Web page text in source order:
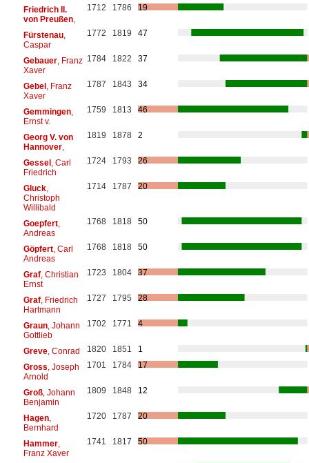
Friedrich II.
von Preußen,
1712 1786 19
Fürstenau,
Caspar
1772 1819 47
Gebauer, Franz
Xaver
1784 1822 37
Gebel, Franz
Xaver
1787 1843 34
Gemmingen,
Ernst v.
1759 1813 46
Georg V. von
Hannover,
1819 1878 2
Gessel, Carl
Friedrich
1724 1793 26
Gluck,
Christoph
Willibald
1714 1787 20
Goepfert,
Andreas
1768 1818 50
Göpfert, Carl
Andreas
1768 1818 50
Graf, Christian
Ernst
1723 1804 37
Graf, Friedrich
Hartmann
1727 1795 28
Graun, Johann
Gottlieb
1702 1771 4
Greve, Conrad 1820 1851
1
Gross , Joseph
Arnold
1701 1784 17
Groß, Johann
Benjamin
1809 1848 12
Hagen,
Bernhard
1720 1787 20
Hammer,
Franz Xaver
1741 1817 50